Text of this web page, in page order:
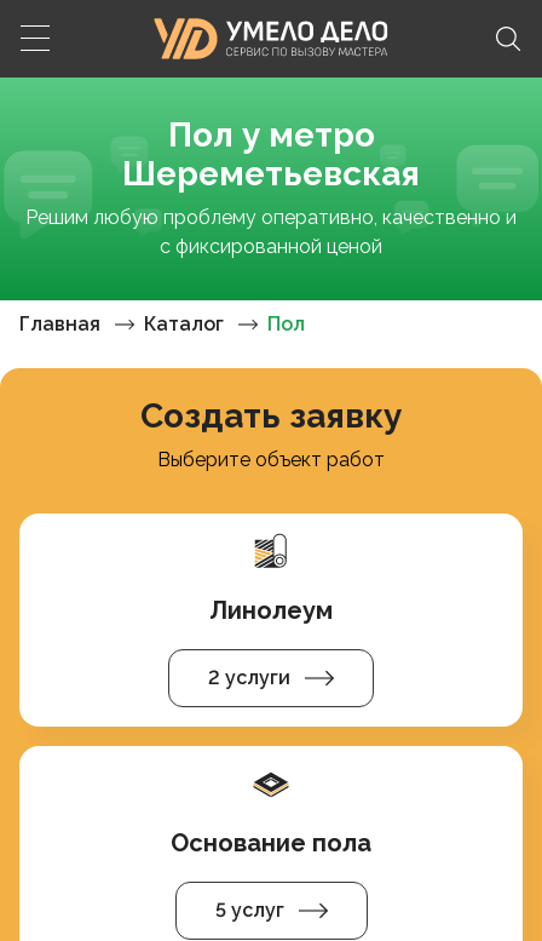
Пол у метро
Шереметьевская
Решим любую проблему оперативно, качественно и
с фиксированной ценой
Главная Каталог Пол
Создать заявку
Выберите объект работ
Линолеум
2 услуги
Основание пола
5 услуг